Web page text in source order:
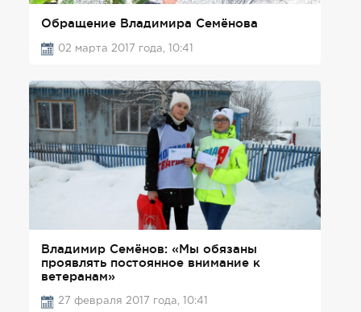
Обращение Владимира Семёнова
02 марта 2017 года, 10:41
Владимир Семёнов: «Мы обязаны
проявлять постоянное внимание к
ветеранам»
27 февраля 2017 года, 10:41